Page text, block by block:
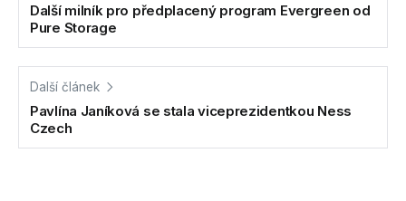
Další milník pro předplacený program Evergreen od
Pure Storage
Další článek
Pavlína Janíková se stala viceprezidentkou Ness
Czech